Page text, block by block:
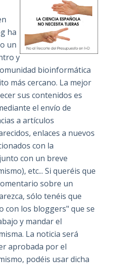
ha
un
y
bioinformática
más cercano. La mejor
sus contenidos es
el envío de
a artículos
enlaces a nuevos
con la
con un breve
etc... Si queréis que
sobre un
sólo tenéis que
con los bloggers" que se
y mandar el
La noticia será
aprobada por el
podéis usar dicha